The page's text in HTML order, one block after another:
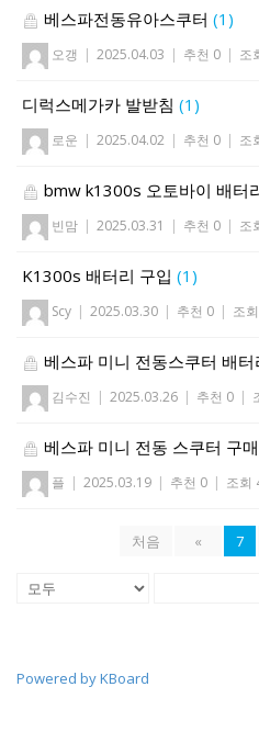
베스파전동유아스쿠터 (1)
오갱 | 2025.04.03 | 추천 0 | 조
디럭스메가카 발받침 (1)
로운 | 2025.04.02 | 추천 0 | 조
bmw k1300s 오토바이 배터
빈맘 | 2025.03.31 | 추천 0 | 조
K1300s 배터리 구입 (1)
Scy | 2025.03.30 | 추천 0 | 조
베스파 미니 전동스쿠터 배터
김수진 | 2025.03.26 | 추천 0 |
베스파 미니 전동 스쿠터 구
플 | 2025.03.19 | 추천 0 | 조회
처음 « 7
Powered by KBoard